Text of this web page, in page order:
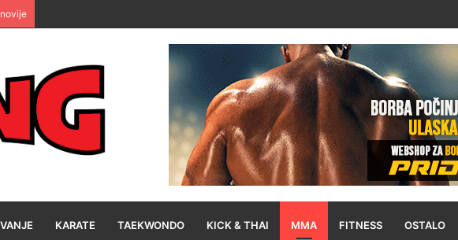
KARATE TAEKWONDO KICK & THAI MMA FITNESS OSTALO